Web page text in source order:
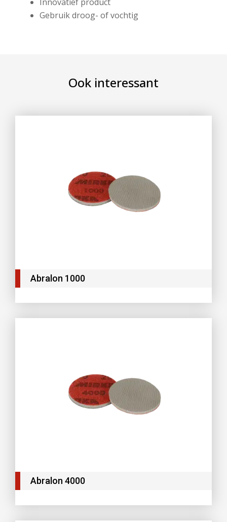
Gebruik droog- of vochtig
Ook interessant
Abralon 1000
Abralon 4000